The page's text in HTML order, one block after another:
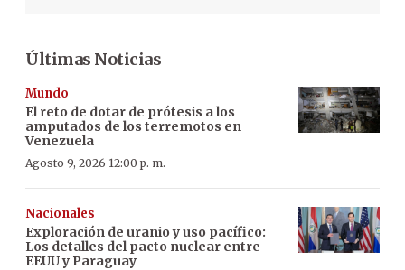
Últimas Noticias
Mundo
El reto de dotar de prótesis a los
amputados de los terremotos en
Venezuela
Agosto 9, 2026 12:00 p. m.
Nacionales
Exploración de uranio y uso pacífico:
Los detalles del pacto nuclear entre
EEUU y Paraguay